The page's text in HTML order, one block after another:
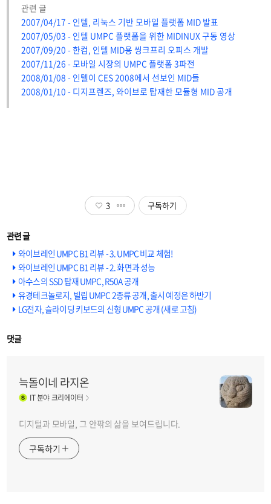
관련 글
2007/04/17 - 인텔, 리눅스 기반 모바일 플랫폼 MID 발표
2007/05/03 - 인텔 UMPC 플랫폼을 위한 MIDINUX 구동 영상
2007/09/20 - 한컴, 인텔 MID용 씽크프리 오피스 개발
2007/11/26 - 모바일 시장의 UMPC 플랫폼 3파전
2008/01/08 - 인텔이 CES 2008에서 선보인 MID들
2008/01/10 - 디지프렌즈, 와이브로 탑재한 모듈형 MID 공개
3 구독하기
와이브레인 UMPC B1 리뷰 - 3. UMPC 비교 체험!
와이브레인 UMPC B1 리뷰 - 2. 화면과 성능
아수스의 SSD 탑재 UMPC, R50A 공개
유경테크놀로지, 빌립 UMPC 2종류 공개, 출시 예정은 하반기
LG전자, 슬라이딩 키보드의 신형 UMPC 공개 (새로 고침)
댓글
늑돌이네 라지온
IT분야 크리에이터
디지털과 모바일, 그 안팎의 삶을 보여드립니다.
구독하기